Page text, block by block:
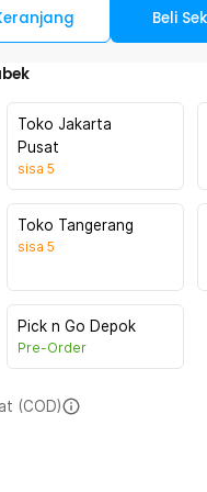
Beli
Toko Jakarta
Pusat
sisa 5
Toko Tangerang
sisa 5
Pick n Go Depok
Pre-Order
(COD)